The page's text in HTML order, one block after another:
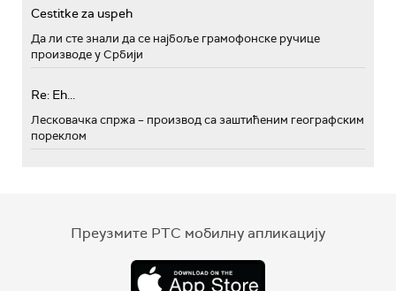
Cestitke za uspeh
Да ли сте знали да се најбоље грамофонске ручице
производе у Србији
Re: Eh...
Лесковачка спржа – производ са заштићеним географским
пореклом
Преузмите РТС мобилну апликацију